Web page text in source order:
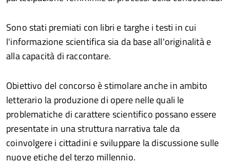
Sono stati premiati con libri e targhe i testi in cui
l'informazione scientifica sia da base all'originalità e
alla capacità di raccontare.
Obiettivo del concorso è stimolare anche in ambito
letterario la produzione di opere nelle quali le
problematiche di carattere scientifico possano essere
presentate in una struttura narrativa tale da
coinvolgere i cittadini e sviluppare la discussione sulle
nuove etiche del terzo millennio.